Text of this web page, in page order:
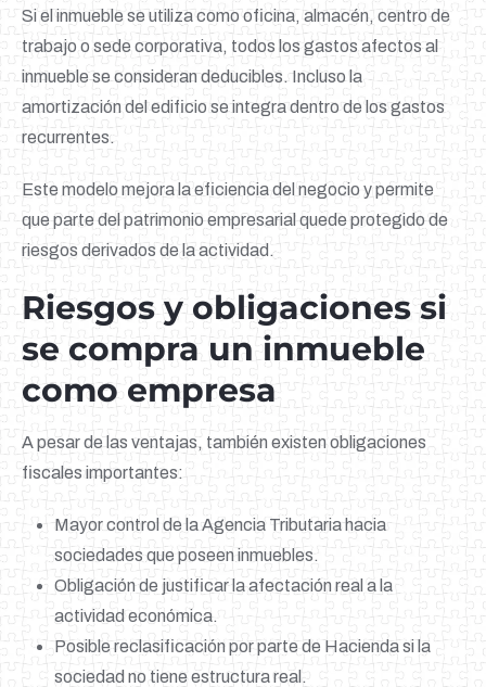
Si el inmueble se utiliza como oficina, almacén, centro de
trabajo o sede corporativa, todos los gastos afectos al
inmueble se consideran deducibles. Incluso la
amortización del edificio se integra dentro de los gastos
recurrentes.
Este modelo mejora la eficiencia del negocio y permite
que parte del patrimonio empresarial quede protegido de
riesgos derivados de la actividad.
Riesgos y obligaciones si
se compra un inmueble
como empresa
A pesar de las ventajas, también existen obligaciones
fiscales importantes:
Mayor control de la Agencia Tributaria hacia
sociedades que poseen inmuebles.
Obligación de justificar la afectación real a la
actividad económica.
Posible reclasificación por parte de Hacienda si la
sociedad no tiene estructura real.